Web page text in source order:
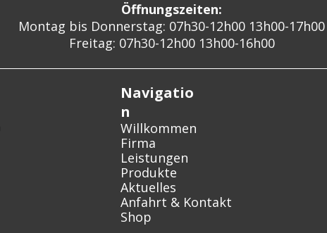
Öffnungszeiten:
Montag bis Donnerstag: 07h30-12h00 13h00-17h00
Freitag: 07h30-12h00 13h00-16h00
Navigatio
n
Willkommen
Firma
Leistungen
Produkte
Aktuelles
Anfahrt & Kontakt
Shop